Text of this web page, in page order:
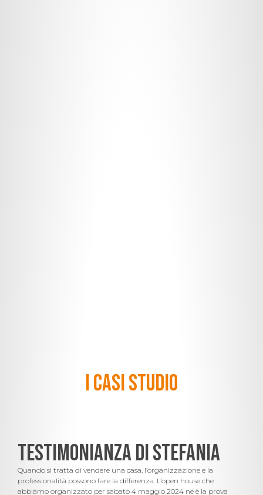
I Casi Studio
Testimonianza di Stefania
Quando si tratta di vendere una casa, l’organizzazione e la
professionalità possono fare la differenza. L’open house che
abbiamo organizzato per sabato 4 maggio 2024 ne è la prova